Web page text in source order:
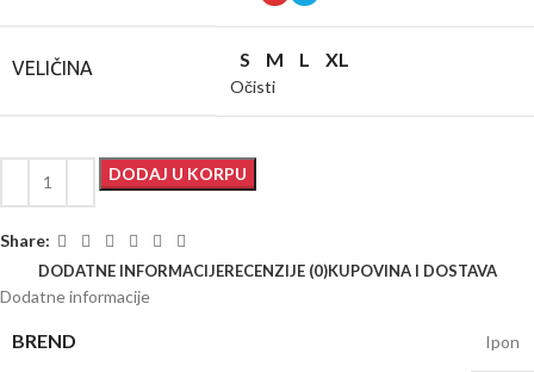
VELIČINA S M L XL
Očisti
DODAJ U KORPU
Share:
DODATNE INFORMACIJERECENZIJE (0)KUPOVINA I DOSTAVA
Dodatne informacije
BREND Ipon